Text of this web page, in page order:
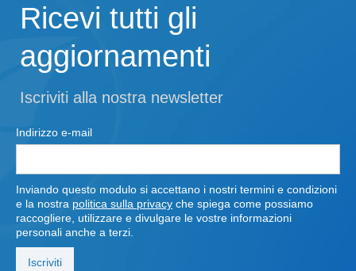
Ricevi tutti gli
aggiornamenti
Iscriviti alla nostra newsletter
Indirizzo e-mail
Inviando questo modulo si accettano i nostri termini e condizioni
e la nostra politica sulla privacy che spiega come possiamo
raccogliere, utilizzare e divulgare le vostre informazioni
personali anche a terzi.